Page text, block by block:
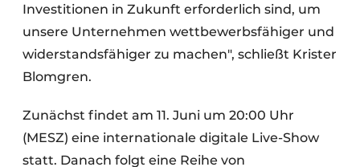
Investitionen in Zukunft erforderlich sind, um
unsere Unternehmen wettbewerbsfähiger und
widerstandsfähiger zu machen", schließt Krister
Blomgren.
Zunächst findet am 11. Juni um 20:00 Uhr
(MESZ) eine internationale digitale Live-Show
statt. Danach folgt eine Reihe von